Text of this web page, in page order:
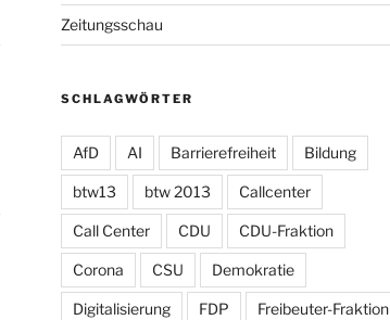
Zeitungsschau
SCHLAGWÖRTER
AfD AI Barrierefreiheit Bildung
btw13 btw 2013 Callcenter
Call Center CDU CDU-Fraktion
Corona CSU Demokratie
Digitalisierung FDP Freibeuter-Fraktion